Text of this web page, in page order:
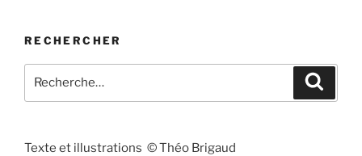
RECHERCHER
pour
Texte et illustrations © Théo Brigaud